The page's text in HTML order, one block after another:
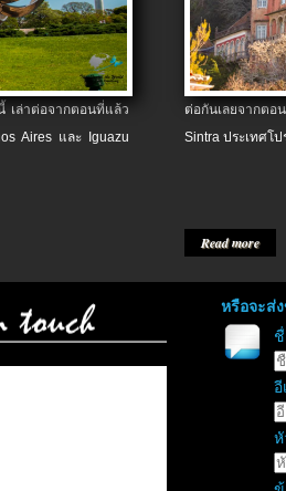
เล่าต่อจากตอนที่แล้ว
Aires และ Iguazu
ต่อกันเลยจากต
Sintra ประเทศโป
Read more
หรือจะส่
อี
หั